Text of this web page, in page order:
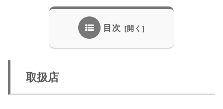
目次
取扱店